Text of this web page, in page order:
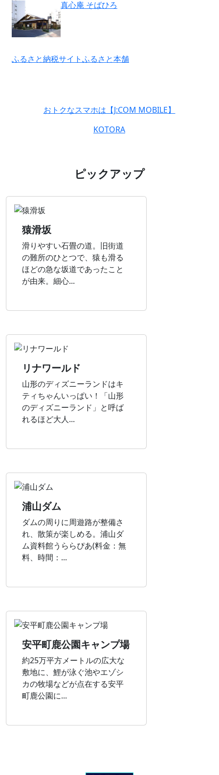
真心庵 そばひろ
ふるさと納税サイトふるさと本舗
おトクなスマホは【J:COM MOBILE】
KOTORA
ピックアップ
猿滑坂
滑りやすい石畳の道。旧街道
の難所のひとつで、猿も滑る
ほどの急な坂道であったこと
が由来。細心...
リナワールド
山形のディズニーランドはキ
ティちゃんいっぱい！「山形
のディズニーランド」と呼ば
れるほど大人...
浦山ダム
ダムの周りに周遊路が整備さ
れ、散策が楽しめる。浦山ダ
ム資料館うららぴあ(料金：無
料、時間：...
安平町鹿公園キャンプ場
約25万平方メートルの広大な
敷地に、鯉が泳ぐ池やエゾシ
カの牧場などが点在する安平
町鹿公園に...